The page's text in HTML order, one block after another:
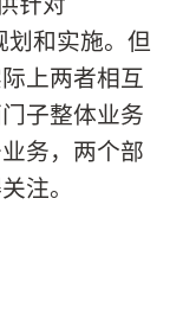
划和实施。但
上两者相互
子整体业务
务，两个部
注。